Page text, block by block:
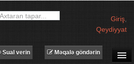
Giriş
Qeydiyyat
Məqalə göndərin
Sual verin